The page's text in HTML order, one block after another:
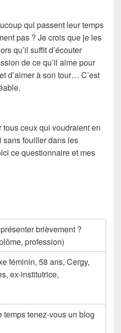
qui passent leur temps
pas ? Je crois que je les
qu’il suffit d’écouter
de ce qu’il aime pour
d’aimer à son tour… C’est
ceux qui voudraient en
sans fouiller dans les
ce questionnaire et mes
brièvement ?
profession)
féminin, 58 ans, Cergy,
ex-institutrice,
temps tenez-vous un blog